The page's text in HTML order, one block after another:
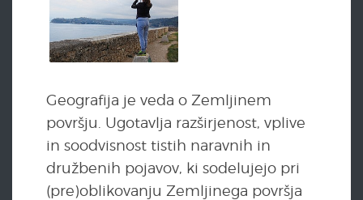
Geografija je veda o Zemljinem
površju. Ugotavlja razširjenost, vplive
in soodvisnost tistih naravnih in
družbenih pojavov, ki sodelujejo pri
(pre)oblikovanju Zemljinega površja